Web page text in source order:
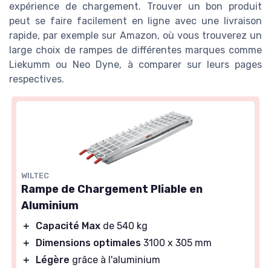
expérience de chargement. Trouver un bon produit
peut se faire facilement en ligne avec une livraison
rapide, par exemple sur Amazon, où vous trouverez un
large choix de rampes de différentes marques comme
Liekumm ou Neo Dyne, à comparer sur leurs pages
respectives.
WILTEC
Rampe de Chargement Pliable en
Aluminium
＋ Capacité Max de 540 kg
＋
Dimensions optimales 3100 x 305 mm
＋
Légère grâce à l'aluminium